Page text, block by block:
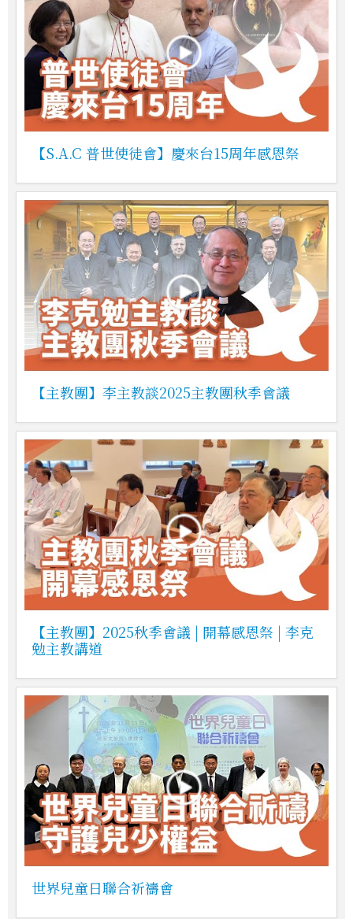
【S.A.C 普世使徒會】慶來台15周年感恩祭
【主教團】李主教談2025主教團秋季會議
【主教團】2025秋季會議 | 開幕感恩祭 | 李克
勉主教講道
世界兒童日聯合祈禱會